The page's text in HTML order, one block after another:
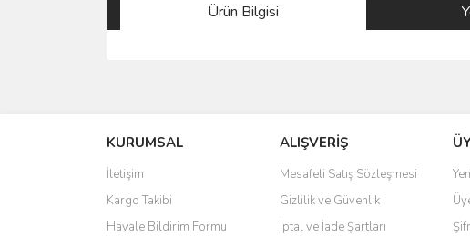
Ürün Bilgisi
Ürün resmi kalitesiz, bozuk veya görüntülenemiyor.
Ürün açıklamasında eksik bilgiler bulunuyor.
Ürün bilgilerinde hatalar bulunuyor.
Ürün fiyatı diğer sitelerden daha pahalı.
KURUMSAL
İletişim
Kargo Takibi
Havale Bildirim Formu
ALIŞVERİŞ
Mesafeli Satış Sözleşmesi
Gizlilik ve Güvenlik
İptal ve İade Şartları